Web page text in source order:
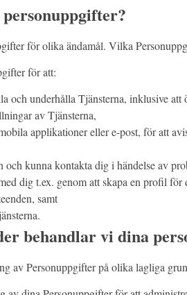
för olika ändamål. Vilka
för att:
och underhålla Tjänsterna, inklusive
av Tjänsterna,
applikationer eller e-post, för att
och kunna kontakta dig i händelse av
dig t.ex. genom att skapa en profil
samt
behandlar vi dina
av Personuppgifter på olika lagliga